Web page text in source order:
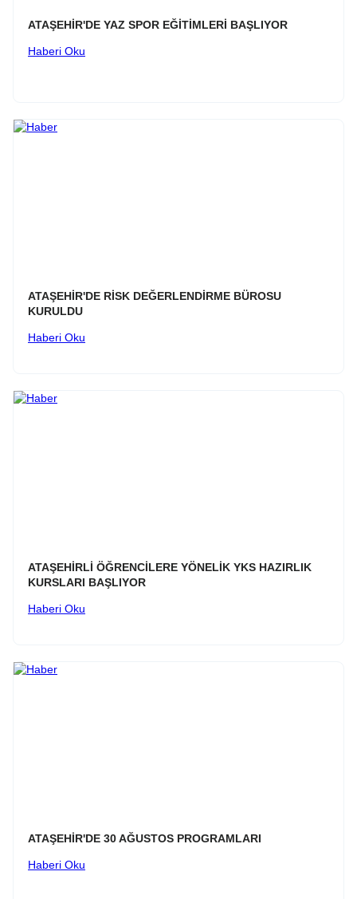
ATAŞEHİR'DE YAZ SPOR EĞİTİMLERİ BAŞLIYOR
Haberi Oku
ATAŞEHİR'DE RİSK DEĞERLENDİRME BÜROSU
KURULDU
Haberi Oku
ATAŞEHİRLİ ÖĞRENCİLERE YÖNELİK YKS HAZIRLIK
KURSLARI BAŞLIYOR
Haberi Oku
ATAŞEHİR'DE 30 AĞUSTOS PROGRAMLARI
Haberi Oku